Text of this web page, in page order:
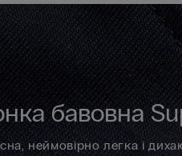
бавовна
неймовірно легка і